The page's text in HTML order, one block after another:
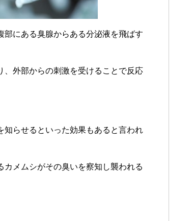
にある臭腺からある分泌液を飛ばす
、外部からの刺激を受けることで反応
知らせるといった効果もあると言われ
メムシがその臭いを察知し襲われる